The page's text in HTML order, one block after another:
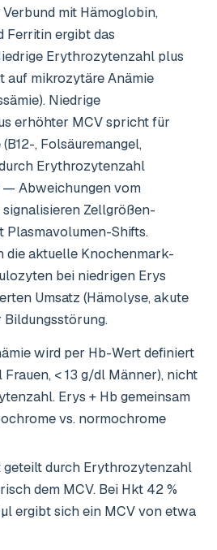
mit Hämoglobin,
Ferritin ergibt das
Erythrozytenzahl plus
auf mikrozytäre Anämie
Niedrige
erhöhter MCV spricht für
, Folsäuremangel,
Erythrozytenzahl
Abweichungen vom
Zellgrößen-
Plasmavolumen-Shifts.
die aktuelle Knochenmark-
bei niedrigen Erys
Umsatz (Hämolyse, akute
Bildungsstörung.
wird per Hb-Wert definiert
Frauen, < 13 g/dl Männer), nicht
Erys + Hb gemeinsam
vs. normochrome
durch Erythrozytenzahl
dem MCV. Bei Hkt 42 %
ergibt sich ein MCV von etwa